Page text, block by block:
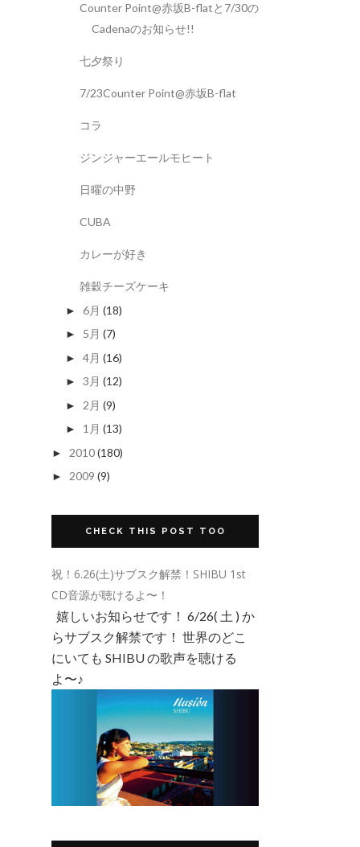
Counter Point@赤坂B-flatと7/30の
Cadenaのお知らせ!!
七夕祭り
7/23Counter Point@赤坂B-flat
コラ
ジンジャーエールモヒート
日曜の中野
CUBA
カレーが好き
雑穀チーズケーキ
► 6月 (18)
► 5月 (7)
► 4月 (16)
► 3月 (12)
► 2月 (9)
► 1月 (13)
► 2010(180)
► 2009 (9)
CHECK THIS POST TOO
祝！6.26(土)サブスク解禁！SHIBU 1st
CD音源が聴けるよ〜！
嬉しいお知らせです！ 6/26( 土 ) か
らサブスク解禁です！ 世界のどこ
にいても SHIBU の歌声を聴ける
よ〜♪